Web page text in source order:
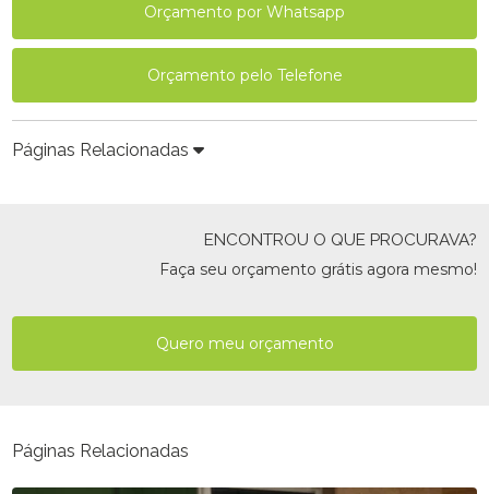
Orçamento por Whatsapp
Orçamento pelo Telefone
Páginas Relacionadas
ENCONTROU O QUE PROCURAVA?
Faça seu orçamento grátis agora mesmo!
Quero meu orçamento
Páginas Relacionadas